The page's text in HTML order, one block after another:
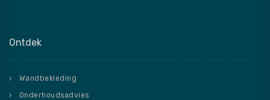
Ontdek
Wandbekleding
Onderhoudsadvies